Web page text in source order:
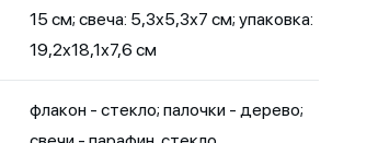
15 см; свеча: 5,3х5,3х7 см; упаковка:
19,2х18,1х7,6 см
флакон - стекло; палочки - дерево;